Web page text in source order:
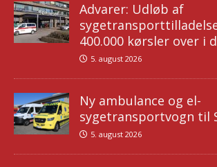
Advarer: Udløb af
400.000 kørsler over i
5. august 2026
Ny ambulance og el-
sygetransportvogn til
5. august 2026